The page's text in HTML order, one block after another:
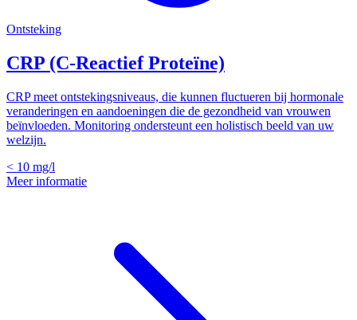
Ontsteking
CRP (C-Reactief Proteïne)
CRP meet ontstekingsniveaus, die kunnen fluctueren bij hormonale
veranderingen en aandoeningen die de gezondheid van vrouwen
beïnvloeden. Monitoring ondersteunt een holistisch beeld van uw
welzijn.
< 10 mg/l
Meer informatie